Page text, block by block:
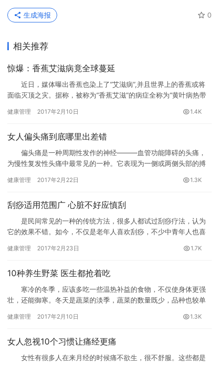
0
生成海报
相关推荐
惊爆：香蕉艾滋病竟全球蔓延
近日，媒体曝出香蕉也染上了“艾滋病”,并且世界上的香蕉或将
面临灭顶之灾。据称，被称为“香蕉艾滋”的病症全称为“黄叶病热带
健康管理 2017年2月10日 1.4K
女人偏头痛到底哪里出差错
偏头痛是一种周期性发作的神经———血管功能障碍的头痛，
为慢性复发性头痛中最常见的一种。它表现为一侧或两侧头部的搏
症状。…
健康管理 2017年2月22日 1.3K
刮痧适用范围广 心脏不好应慎刮
是民间常见的一种的传统方法，很多人都试过刮痧疗法，认为
它的效果不错。如今，不仅是老年人喜欢刮痧，不少中青年人也喜
首选。那么，刮痧是否真能起到防病、治病的效果？刮痧时需要注
健康管理 2017年2月23日 1.7K
10种养生野菜 医生都抢着吃
寒冷的冬季，应该多吃一些温热补益的食物，不仅使身体更强
壮，还能御寒。冬天是蔬菜的淡季，蔬菜的数量既少，品种也较单
健康管理 2017年2月10日 1.3K
女人忽视10个习惯让痛经更痛
女性有很多人在来月经的时候痛不欲生，很不舒服。这些都是